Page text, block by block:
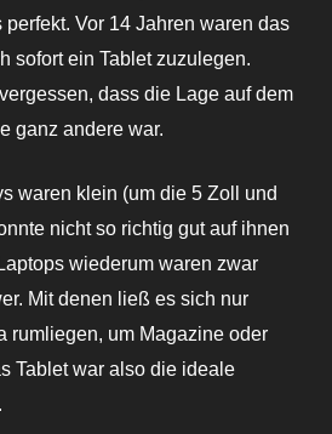
perfekt. Vor 14 Jahren waren das
sofort ein Tablet zuzulegen.
dass die Lage auf dem
ganz andere war.
waren klein (um die 5 Zoll und
nicht so richtig gut auf ihnen
wiederum waren zwar
Mit denen ließ es sich nur
rumliegen, um Magazine oder
Tablet war also die ideale